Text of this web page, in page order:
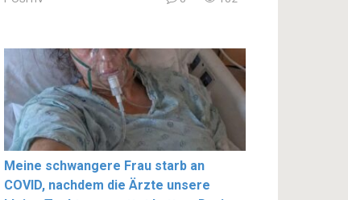
Meine schwangere Frau starb an
COVID, nachdem die Ärzte unsere